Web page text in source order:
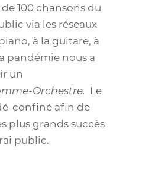
100 chansons du
via les réseaux
à la guitare, à
pandémie nous a
un
Orchestre. Le
confiné afin de
plus grands succès
public.